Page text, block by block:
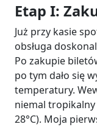
Etap I:
Już przy kasie
obsługa
Po zakupie
po tym dało się
temperatury.
niemal tropikalny
28°C). Moja